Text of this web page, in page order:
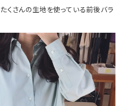
くさんの生地を使っている前後バラ